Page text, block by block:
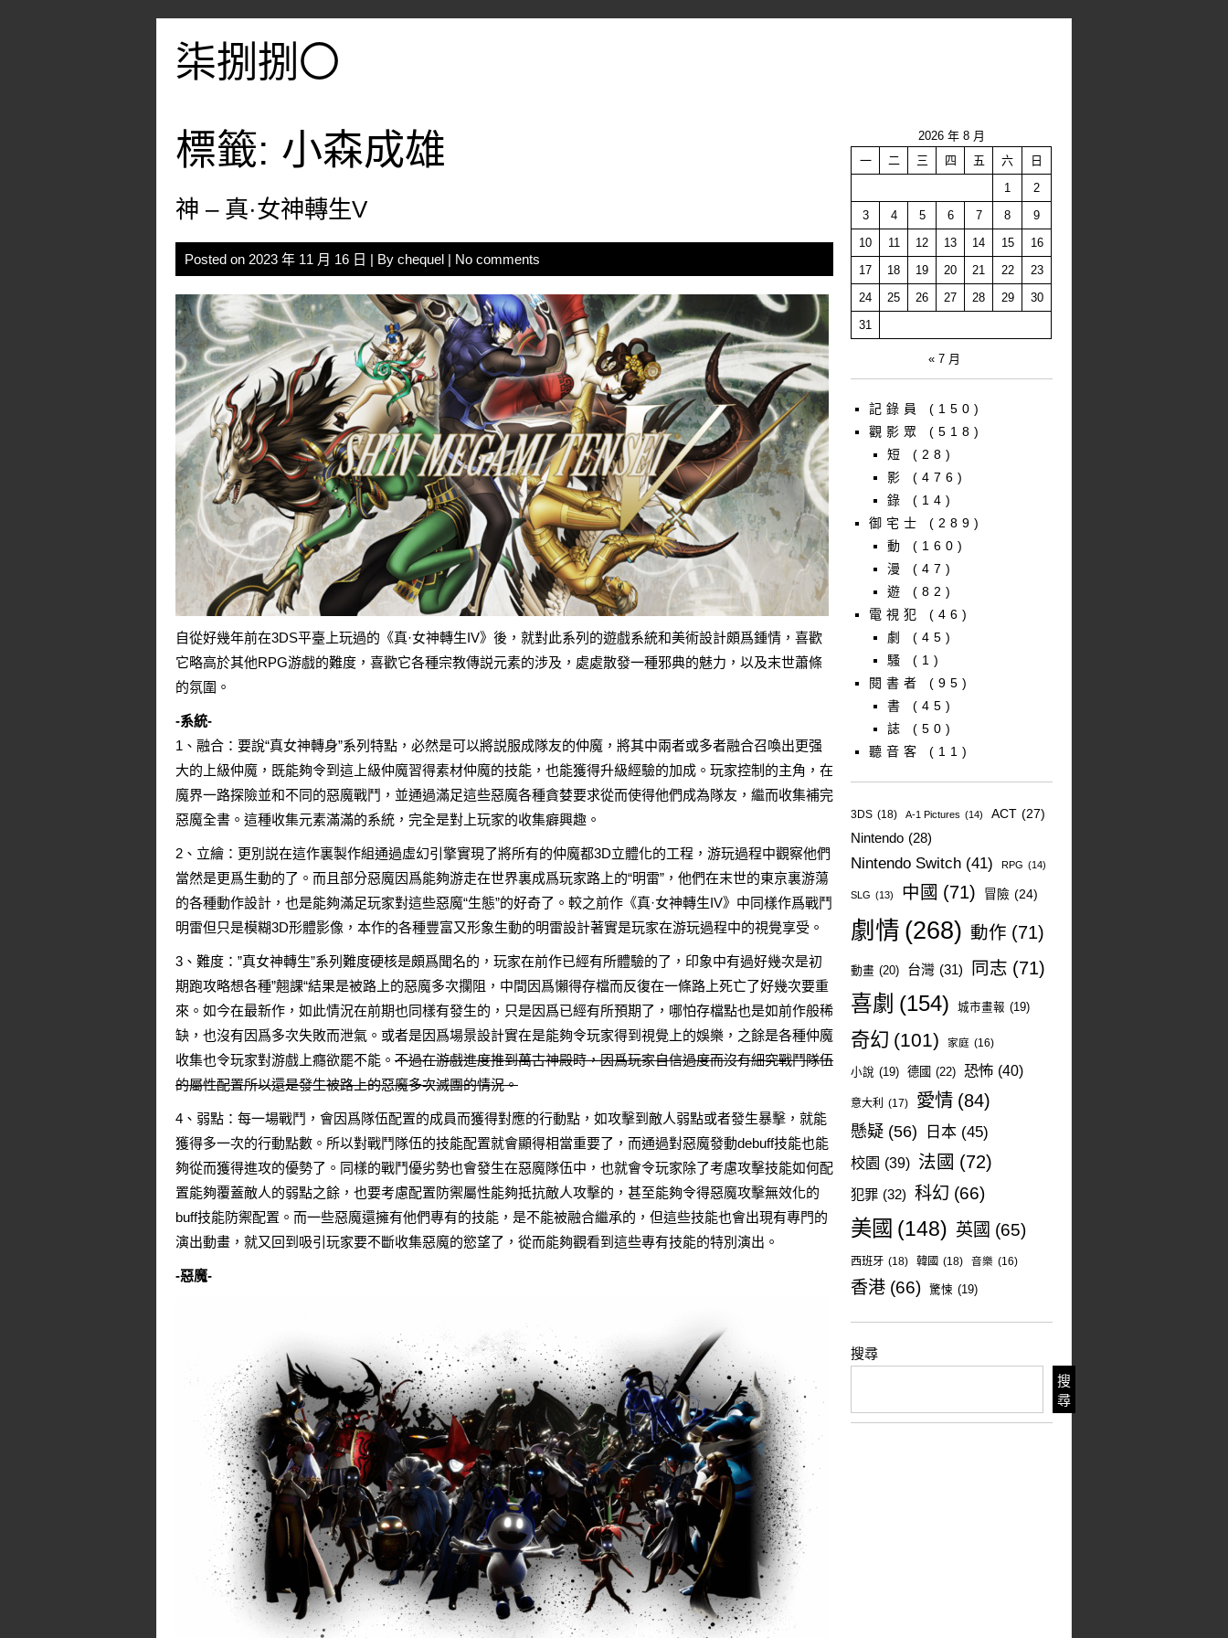
柒捌捌〇
標籤: 小森成雄
神 – 真·女神轉生V
Posted on 2023 年 11 月 16 日 | By chequel | No comments
自從好幾年前在3DS平臺上玩過的《真·女神轉生IV》後，就對此系列的遊戲系統和美術設計頗爲鍾情，喜歡
它略高於其他RPG游戲的難度，喜歡它各種宗教傳説元素的涉及，處處散發一種邪典的魅力，以及末世蕭條
的氛圍。
-系統-
1、融合：要說“真女神轉身”系列特點，必然是可以將説服成隊友的仲魔，將其中兩者或多者融合召喚出更强
大的上級仲魔，既能夠令到這上級仲魔習得素材仲魔的技能，也能獲得升級經驗的加成。玩家控制的主角，在
魔界一路探險並和不同的惡魔戰鬥，並通過滿足這些惡魔各種貪婪要求從而使得他們成為隊友，繼而收集補完
惡魔全書。這種收集元素滿滿的系統，完全是對上玩家的收集癖興趣。
2、立繪：更別説在這作裏製作組通過虛幻引擎實現了將所有的仲魔都3D立體化的工程，游玩過程中觀察他們
當然是更爲生動的了。而且部分惡魔因爲能夠游走在世界裏成爲玩家路上的“明雷”，他們在末世的東京裏游蕩
的各種動作設計，也是能夠滿足玩家對這些惡魔“生態”的好奇了。較之前作《真·女神轉生IV》中同樣作爲戰鬥
明雷但只是模糊3D形體影像，本作的各種豐富又形象生動的明雷設計著實是玩家在游玩過程中的視覺享受。
3、難度：”真女神轉生”系列難度硬核是頗爲聞名的，玩家在前作已經有所體驗的了，印象中有過好幾次是初
期跑攻略想各種”翹課“結果是被路上的惡魔多次攔阻，中間因爲懶得存檔而反復在一條路上死亡了好幾次要重
來。如今在最新作，如此情況在前期也同樣有發生的，只是因爲已經有所預期了，哪怕存檔點也是如前作般稀
缺，也沒有因爲多次失敗而泄氣。或者是因爲場景設計實在是能夠令玩家得到視覺上的娛樂，之餘是各種仲魔
收集也令玩家對游戲上癮欲罷不能。 不過在游戲進度推到萬古神殿時，因爲玩家自信過度而沒有細究戰鬥隊伍
的屬性配置所以還是發生被路上的惡魔多次滅團的情況。
4、弱點：每一場戰鬥，會因爲隊伍配置的成員而獲得對應的行動點，如攻擊到敵人弱點或者發生暴擊，就能
獲得多一次的行動點數。所以對戰鬥隊伍的技能配置就會顯得相當重要了，而通過對惡魔發動debuff技能也能
夠從而獲得進攻的優勢了。同樣的戰鬥優劣勢也會發生在惡魔隊伍中，也就會令玩家除了考慮攻擊技能如何配
置能夠覆蓋敵人的弱點之餘，也要考慮配置防禦屬性能夠抵抗敵人攻擊的，甚至能夠令得惡魔攻擊無效化的
buff技能防禦配置。而一些惡魔還擁有他們專有的技能，是不能被融合繼承的，但這些技能也會出現有專門的
演出動畫，就又回到吸引玩家要不斷收集惡魔的慾望了，從而能夠觀看到這些專有技能的特別演出。
-惡魔-
2026 年 8 月
一
二 三 四 五 六
日
1
2
3
4 5 6 7 8
9
10
11 12 13 14 15
16
17
18 19 20 21 22
23
24
25 26 27 28 29
30
31
« 7 月
記錄員
(150)
觀影眾
(518)
短
(28)
影
(476)
錄
(14)
御宅士
(289)
動
(160)
漫
(47)
遊
(82)
電視犯
(46)
劇
(45)
騷
(1)
閱書者
(95)
書
(45)
誌
(50)
聽音客
(11)
3DS (18) A-1 Pictures (14) ACT (27)
Nintendo (28)
Nintendo Switch (41) RPG (14)
SLG (13) 中國 (71) 冒險 (24)
劇情 (268) 動作 (71)
動畫 (20) 台灣 (31) 同志 (71)
喜劇 (154) 城市畫報 (19)
奇幻 (101) 家庭 (16)
小說 (19) 德國 (22) 恐怖 (40)
意大利 (17) 愛情 (84)
懸疑 (56) 日本 (45)
校園 (39) 法國 (72)
犯罪 (32) 科幻 (66)
美國 (148) 英國 (65)
西班牙 (18) 韓國 (18) 音樂 (16)
香港 (66) 驚悚 (19)
搜尋
搜
尋